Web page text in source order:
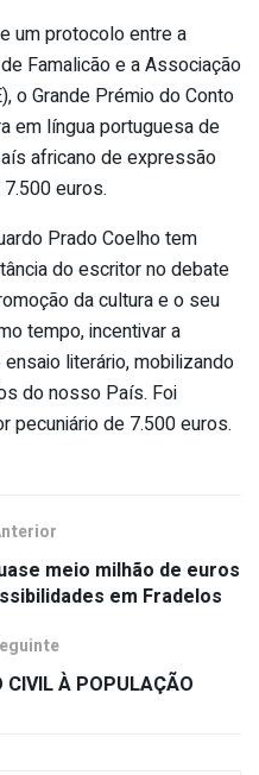
um protocolo entre a
Famalicão e a Associação
o Grande Prémio do Conto
em língua portuguesa de
africano de expressão
euros.
Prado Coelho tem
do escritor no debate
da cultura e o seu
tempo, incentivar a
literário, mobilizando
do nosso País. Foi
pecuniário de 7.500 euros.
meio milhão de euros
em Fradelos
CIVIL À POPULAÇÃO